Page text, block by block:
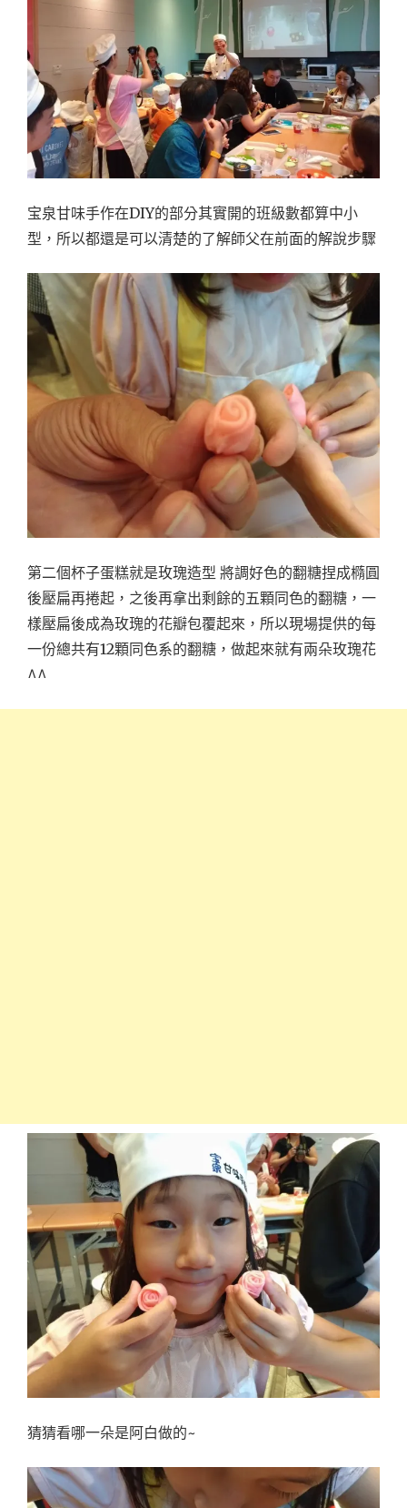
宝泉甘味手作在DIY的部分其實開的班級數都算中小
型，所以都還是可以清楚的了解師父在前面的解說步驟
第二個杯子蛋糕就是玫瑰造型 將調好色的翻糖捏成橢圓
後壓扁再捲起，之後再拿出剩餘的五顆同色的翻糖，一
樣壓扁後成為玫瑰的花瓣包覆起來，所以現場提供的每
一份總共有12顆同色系的翻糖，做起來就有兩朵玫瑰花
^^
猜猜看哪一朵是阿白做的~